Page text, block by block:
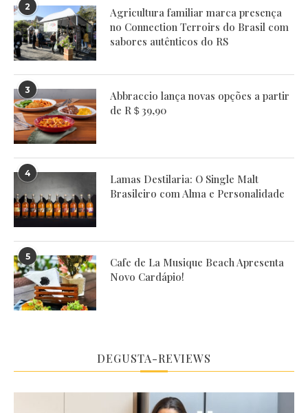
2
Agricultura familiar marca presença
no Connection Terroirs do Brasil com
sabores autênticos do RS
3
Abbraccio lança novas opções a partir
de R＄39,90
4
Lamas Destilaria: O Single Malt
Brasileiro com Alma e Personalidade
5
Cafe de La Musique Beach Apresenta
Novo Cardápio!
DEGUSTA-REVIEWS